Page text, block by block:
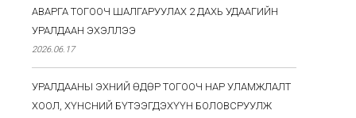
АВАРГА ТОГООЧ ШАЛГАРУУЛАХ 2 ДАХЬ УДААГИЙН
УРАЛДААН ЭХЭЛЛЭЭ
2026.06.17
УРАЛДААНЫ ЭХНИЙ ӨДӨР ТОГООЧ НАР УЛАМЖЛАЛТ
ХООЛ, ХҮНСНИЙ БҮТЭЭГДЭХҮҮН БОЛОВСРУУЛЖ